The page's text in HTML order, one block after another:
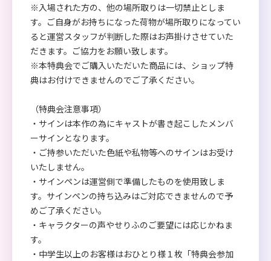
※入場された方の、他の場所取りは一切禁止としま
す。ご自身がお持ちになった荷物が場所取りになってい
ると運営スタッフが判断した際はお声掛けさせていた
だきます。ご協力をお願い致します。
※本特典会でご購入いただいた商品には、ショップ特
典はお付けできませんのでご了承ください。
（特典会注意事項）
・サインは本作の為にキャストが書き起こしたメンバ
ーサインとなります。
・ご持参いただいた色紙や私物等へのサインはお受け
いたしません。
・サインペンは運営側で準備したものを使用致しま
す。サインペンの持ち込みはご対応できませんので予
めご了承ください。
・キャラクターの声やせりふのご要望には応じかねま
す。
・中学生以上のお客様はおひとり様１枚「特典会参加